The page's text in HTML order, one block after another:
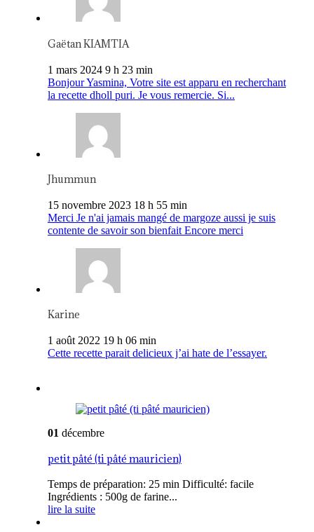
Gaëtan KIAMTIA
1 mars 2024 9 h 23 min
Bonjour Yasmina, Votre site est apparu en recherchant
la recette dholl puri. Je vous remercie. Si...
Jhummun
15 novembre 2023 18 h 55 min
Merci Je n'ai jamais mangé de margoze aussi je suis
contente de savoir son bienfait Encore merci
Karine
1 août 2022 19 h 06 min
Cette recette parait delicieux j’ai hate de l’essayer.
01 décembre
petit pâté (ti pâté mauricien)
Temps de préparation: 25 min Difficulté: facile
Ingrédients : 500g de farine...
lire la suite